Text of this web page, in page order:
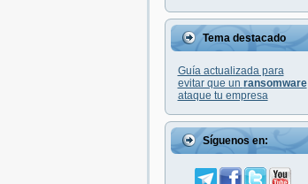
Tema destacado
Guía actualizada para
evitar que un ransomware
ataque tu empresa
Síguenos en: